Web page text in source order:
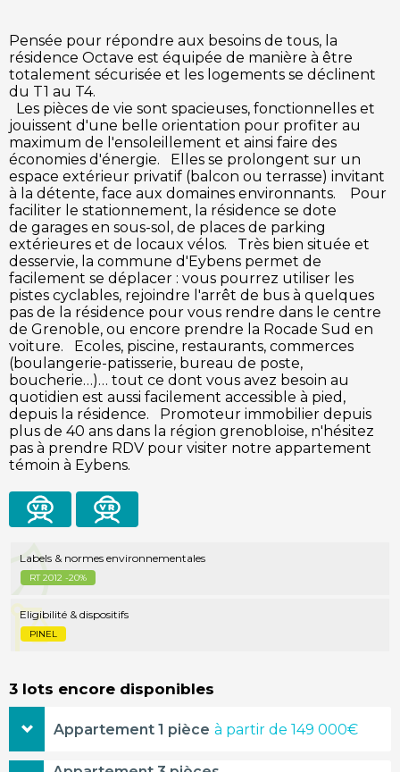
Pensée pour répondre aux besoins de tous, la
résidence Octave est équipée de manière à être
totalement sécurisée et les logements se déclinent
du T1 au T4.
Les pièces de vie sont spacieuses, fonctionnelles et
jouissent d'une belle orientation pour profiter au
maximum de l'ensoleillement et ainsi faire des
économies d'énergie. Elles se prolongent sur un
espace extérieur privatif (balcon ou terrasse) invitant
à la détente, face aux domaines environnants. Pour
faciliter le stationnement, la résidence se dote
de garages en sous-sol, de places de parking
extérieures et de locaux vélos. Très bien située et
desservie, la commune d'Eybens permet de
facilement se déplacer : vous pourrez utiliser les
pistes cyclables, rejoindre l'arrêt de bus à quelques
pas de la résidence pour vous rendre dans le centre
de Grenoble, ou encore prendre la Rocade Sud en
voiture. Ecoles, piscine, restaurants, commerces
(boulangerie-patisserie, bureau de poste,
boucherie…)… tout ce dont vous avez besoin au
quotidien est aussi facilement accessible à pied,
depuis la résidence. Promoteur immobilier depuis
plus de 40 ans dans la région grenobloise, n'hésitez
pas à prendre RDV pour visiter notre appartement
témoin à Eybens.
virtuelle
Labels & normes environnementales
RT 2012 -20%
Eligibilité & dispositifs
PINEL
3 lots encore disponibles
Appartement 1 pièce à partir de 149 000€